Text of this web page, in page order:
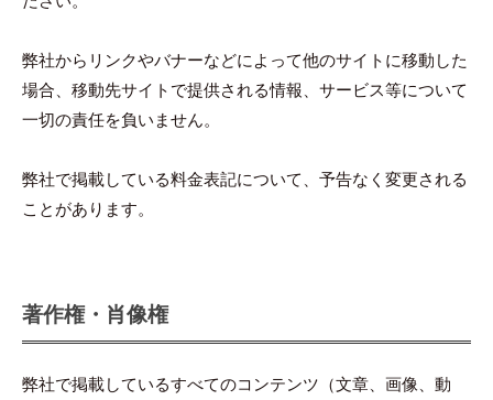
弊社からリンクやバナーなどによって他のサイトに移動した
場合、移動先サイトで提供される情報、サービス等について
一切の責任を負いません。
弊社で掲載している料金表記について、予告なく変更される
ことがあります。
著作権・肖像権
弊社で掲載しているすべてのコンテンツ（文章、画像、動